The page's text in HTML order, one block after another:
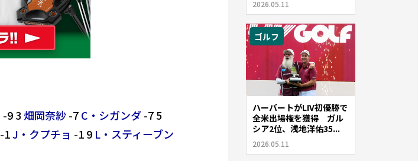
-9 3 畑岡奈紗-7C・シガンダ-7 5
-1J・クプチョ -1 9 L・スティーブン
2026.05.11
ゴルフ
ハーバートがLIV初優勝で
全米出場権を獲得 ガル
シア2位、浅地洋佑35...
2026.05.11